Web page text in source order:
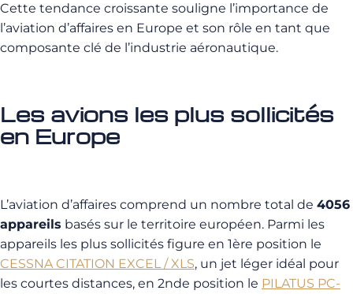
Cette tendance croissante souligne l’importance de
l’aviation d’affaires en Europe et son rôle en tant que
composante clé de l’industrie aéronautique.
Les avions les plus sollicités
en Europe
L’aviation d’affaires comprend un nombre total de 4056
appareils basés sur le territoire européen. Parmi les
appareils les plus sollicités figure en 1ère position le
CESSNA CITATION EXCEL / XLS, un jet léger idéal pour
les courtes distances, en 2nde position le PILATUS PC-